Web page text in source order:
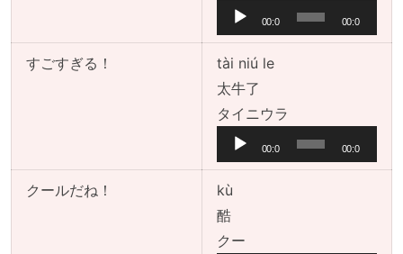
ー
声
プ
レ
ー
ヤ
ー
00:0
0
00:0
0
すごすぎる！
tài niú le
太牛了
タイニウラ
声
プ
00:0
0
00:0
0
クールだね！
kù
酷
クー音